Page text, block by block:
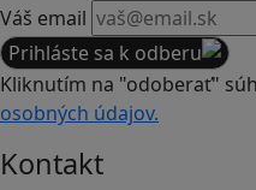
Váš email
Prihláste sa k odberu
Kliknutím na "odoberať"
osobných údajov.
Kontakt